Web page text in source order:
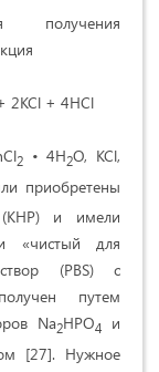
получения
2KCl + 4HCl
2 • 4H2O, KCl,
приобретены
(КНР) и имели
«чистый для
(PBS) с
путем
Na2HPO4
и
[27]. Нужное